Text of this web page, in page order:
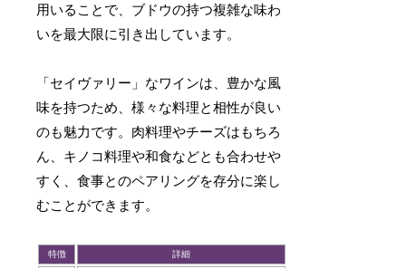
用いることで、ブドウの持つ複雑な味わ
いを最大限に引き出しています。
「セイヴァリー」なワインは、豊かな風
味を持つため、様々な料理と相性が良い
のも魅力です。肉料理やチーズはもちろ
ん、キノコ料理や和食などとも合わせや
すく、食事とのペアリングを存分に楽し
むことができます。
特徴 詳細